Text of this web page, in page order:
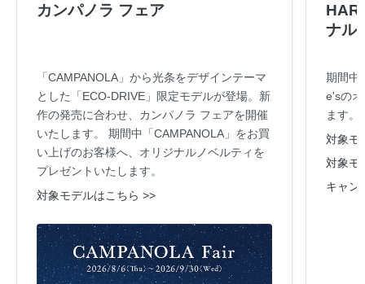
カンパノラ フェア
「CAMPANOLA」から光条をデザインテーマ
とした「ECO-DRIVE」限定モデルが登場。新
作の発売に合わせ、カンパノラ フェアを開催
いたします。 期間中「CAMPANOLA」をお買
い上げのお客様へ、オリジナルノベルティを
プレゼントいたします。
対象モデルはこちら >>
ナル
期間中
e'sの
ます。
対象モ
対象モ
キャン